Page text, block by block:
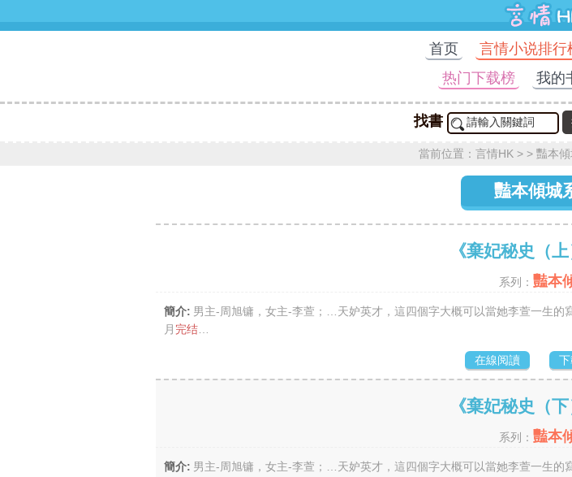
首页 言情小说排行
热门下载榜
我的
找書
當前位置： 言情HK > > 豔本
豔本傾城
《棄妃秘史（上
系列： 豔本
簡介: 男主-周旭镛，女主-李萱；…天妒英才，這四個字大概可以當她李萱一生
月 完结
在線阅讀
《棄妃秘史（下
系列： 豔本
簡介: 男主-周旭镛，女主-李萱；…天妒英才，這四個字大概可以當她李萱一生